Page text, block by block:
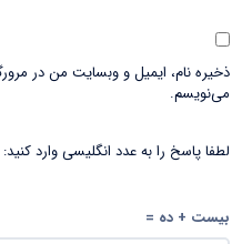
ذخیره نام، ایمیل و وبسایت من در
می‌نویسم.
لطفا پاسخ را به عدد انگلیسی وارد کنید:
بیست + ده =